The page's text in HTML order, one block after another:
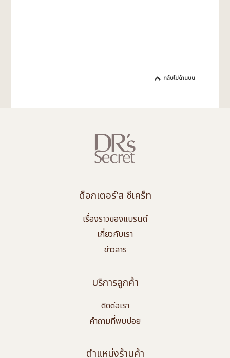
กลับไปด้านบน
ด็อกเตอร์’ส ซีเคร็ท
เรื่องราวของแบรนด์
เกี่ยวกับเรา
ข่าวสาร
บริการลูกค้า
ติดต่อเรา
คำถามที่พบบ่อย
ตำแหน่งร้านค้า